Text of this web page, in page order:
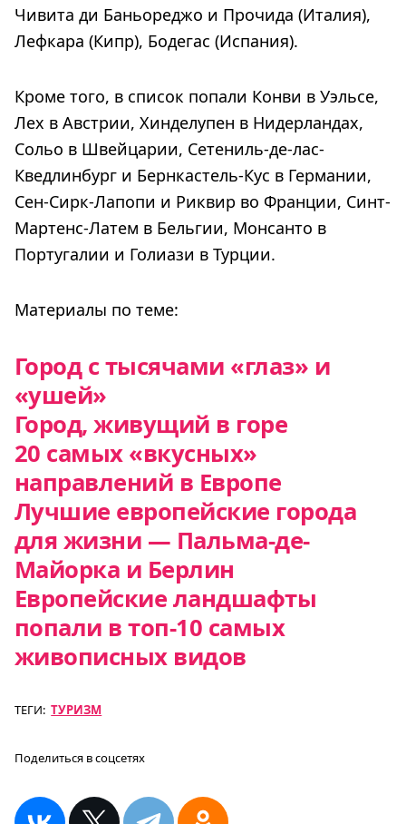
Чивита ди Баньореджо и Прочида (Италия),
Лефкара (Кипр), Бодегас (Испания).
Кроме того, в список попали Конви в Уэльсе,
Лех в Австрии, Хинделупен в Нидерландах,
Сольо в Швейцарии, Сетениль-де-лас-
Кведлинбург и Бернкастель-Кус в Германии,
Сен-Сирк-Лапопи и Риквир во Франции, Синт-
Мартенс-Латем в Бельгии, Монсанто в
Португалии и Голиази в Турции.
Материалы по теме:
Город с тысячами «глаз» и
«ушей»
Город, живущий в горе
20 самых «вкусных»
направлений в Европе
Лучшие европейские города
для жизни — Пальма-де-
Майорка и Берлин
Европейские ландшафты
попали в топ-10 самых
живописных видов
ТЕГИ: ТУРИЗМ
Поделиться в соцсетях